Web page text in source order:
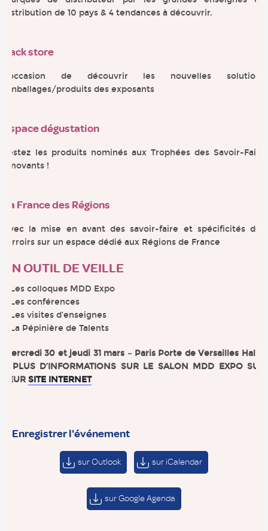
distribution de 10 pays & 4 tendances à découvrir.
Pack store
L’occasion de découvrir les nouvelles solutions
emballages/produits des exposants
Espace dégustation
Testez les produits nominés aux Trophées des Savoir-Faire
Innovants !
La France des Régions
Avec la mise en avant des savoir-faire et spécificités des
terroirs sur un espace dédié aux Régions de France
UN OUTIL DE VEILLE
> Les colloques MDD Expo
> Les conférences
> Les visites d’enseignes
> La Pépinière de Talents
Mercredi 30 et jeudi 31 mars – Paris Porte de Versailles Hall 4
– PLUS D’INFORMATIONS SUR LE SALON MDD EXPO SUR
LEURSITE INTERNET
Enregistrer l'événement
sur Outlook sur iCalendar
sur Google Agenda